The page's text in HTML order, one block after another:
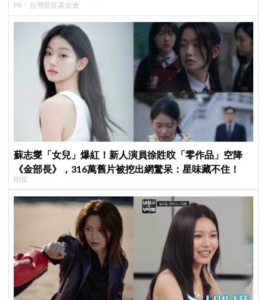
PR・台灣癌症基金會
蘇志燮「女兒」爆紅！新人演員徐貹旼「零作品」空降
《金部長》，316萬舊片被挖出網驚呆：星味藏不住！
明星